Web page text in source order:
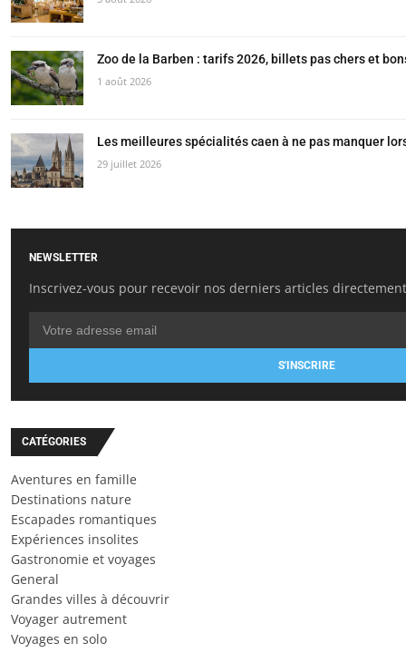
Zoo de la Barben : tarifs 2026, billets pas chers et
1 août 2026
Les meilleures spécialités caen à ne pas manquer
29 juillet 2026
NEWSLETTER
Inscrivez-vous pour recevoir nos derniers articles
S'INSCRIRE
CATÉGORIES
Aventures en famille
Destinations nature
Escapades romantiques
Expériences insolites
Gastronomie et voyages
General
Grandes villes à découvrir
Voyager autrement
Voyages en solo